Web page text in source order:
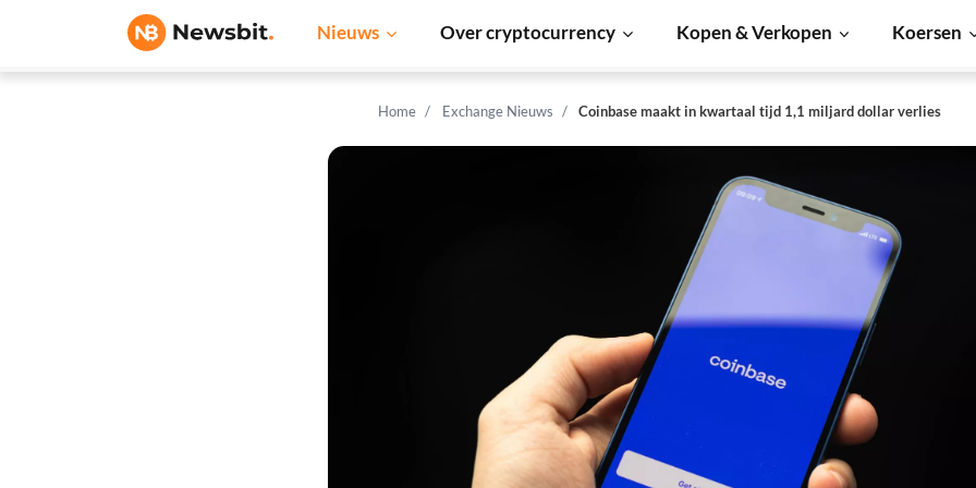
Nieuws Over cryptocurrency Kopen & Verkopen Koersen
Home Exchange Nieuws Coinbase maakt in kwartaal tijd 1,1 miljard dollar verlies